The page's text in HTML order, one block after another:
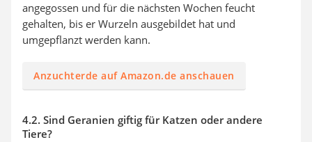
angegossen und für die nächsten Wochen feucht
gehalten, bis er Wurzeln ausgebildet hat und
umgepflanzt werden kann.
Anzuchterde auf Amazon.de anschauen
4.2. Sind Geranien giftig für Katzen oder andere
Tiere?